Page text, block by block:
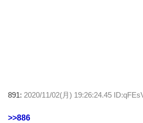
891: 2020/11/02(月) 19:26:24.45
>>886